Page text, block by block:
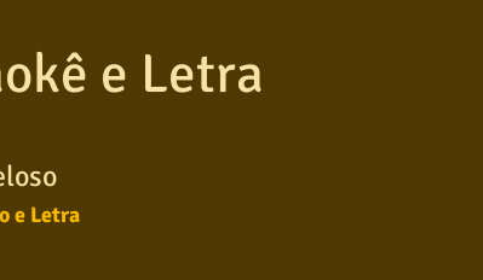
Jazz Jovem guarda
instumental
e Letra
e Letra